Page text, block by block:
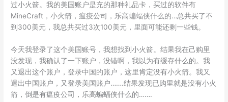
过小火箭。我的美国账户是充的那种礼品卡，买过的软件有
MineCraft，小火箭，瘟疫公司，乐高蝙蝠侠什么的…总共买了不
到300美元，我总共买过3次100美元，里面可能还剩一些钱。
今天我登录了这个美国账号，我想找到小火箭。结果我在己购里
没发现，我确认了一下账户，没错啊，我以为有缓存什么的。我
又退出这个账户，登录中国的账户，这里肯定没有小火箭。我又
退出中国账户，又登录美国账户…….结果发现已购里就是没有小火
箭，倒是有瘟疫公司，乐高蝙蝠侠什么的…….